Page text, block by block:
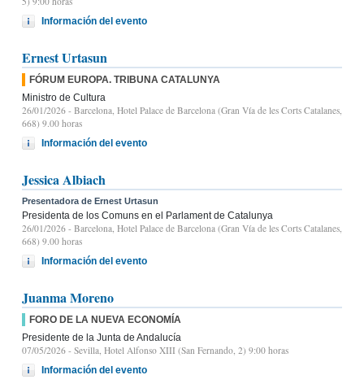
Información del evento
Ernest Urtasun
FÓRUM EUROPA. TRIBUNA CATALUNYA
Ministro de Cultura
26/01/2026 - Barcelona, Hotel Palace de Barcelona (Gran Vía de les Corts Catalanes,
668) 9.00 horas
Información del evento
Jessica Albiach
Presentadora de Ernest Urtasun
Presidenta de los Comuns en el Parlament de Catalunya
26/01/2026 - Barcelona, Hotel Palace de Barcelona (Gran Vía de les Corts Catalanes,
668) 9.00 horas
Información del evento
Juanma Moreno
FORO DE LA NUEVA ECONOMÍA
Presidente de la Junta de Andalucía
07/05/2026 - Sevilla, Hotel Alfonso XIII (San Fernando, 2) 9:00 horas
Información del evento